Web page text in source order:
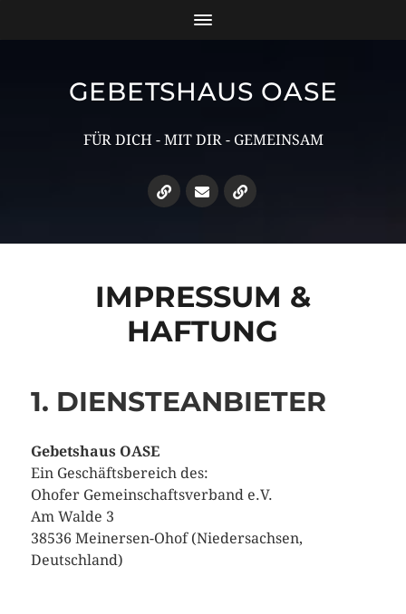
GEBETSHAUS OASE
FÜR DICH - MIT DIR - GEMEINSAM
IMPRESSUM &
HAFTUNG
1. DIENSTEANBIETER
Gebetshaus OASE
Ein Geschäftsbereich des:
Ohofer Gemeinschaftsverband e.V.
Am Walde 3
38536 Meinersen-Ohof (Niedersachsen,
Deutschland)